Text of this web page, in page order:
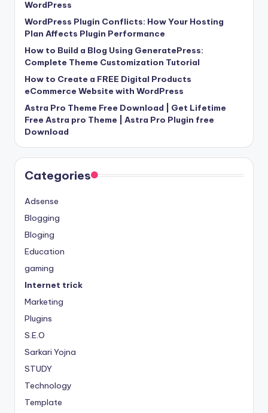
WordPress
WordPress Plugin Conflicts: How Your Hosting
Plan Affects Plugin Performance
How to Build a Blog Using GeneratePress:
Complete Theme Customization Tutorial
How to Create a FREE Digital Products
eCommerce Website with WordPress
Astra Pro Theme Free Download | Get Lifetime
Free Astra pro Theme | Astra Pro Plugin free
Download
Categories
Adsense
Blogging
Bloging
Education
gaming
Internet trick
Marketing
Plugins
S.E.O
Sarkari Yojna
STUDY
Technology
Template